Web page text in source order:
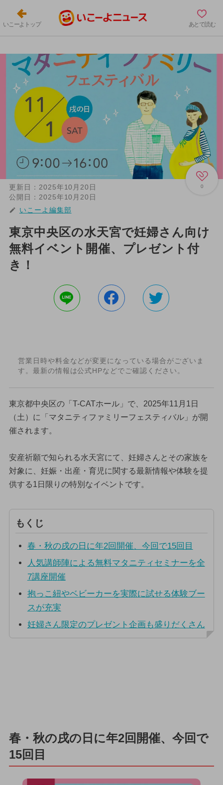
いこーよトップ あとで読む
0
更新日： 2025年10月20日
公開日： 2025年10月20日
いこーよ編集部
東京中央区の水天宮で妊婦さん向け
無料イベント開催、プレゼント付
き！
営業日時や料金などが変更になっている場合がございま
す。最新の情報は公式HPなどでご確認ください。
東京都中央区の「T-CATホール」で、2025年11月1日
（土）に「マタニティファミリーフェスティバル」が開
催されます。
安産祈願で知られる水天宮にて、妊婦さんとその家族を
対象に、妊娠・出産・育児に関する最新情報や体験を提
供する1日限りの特別なイベントです。
もくじ
春・秋の戌の日に年2回開催、今回で15回目
人気講師陣による無料マタニティセミナーを全
7講座開催
抱っこ紐やベビーカーを実際に試せる体験ブー
スが充実
妊婦さん限定のプレゼント企画も盛りだくさん
春・秋の戌の日に年2回開催、今回で
15回目